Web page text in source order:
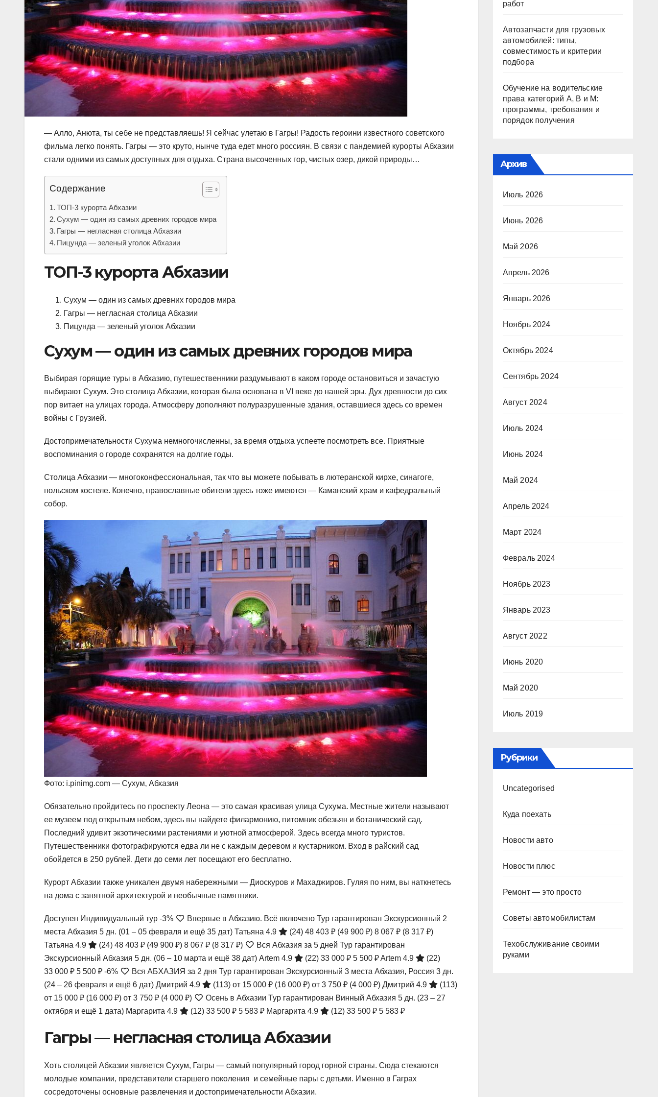
— Алло, Анюта, ты себе не представляешь! Я сейчас улетаю в Гагры! Радость героини известного советского
фильма легко понять. Гагры — это круто, нынче туда едет много россиян. В связи с пандемией курорты Абхазии
стали одними из самых доступных для отдыха. Страна высоченных гор, чистых озер, дикой природы…
Содержание
ТОП-3 курорта Абхазии
Сухум — один из самых древних городов мира
Гагры — негласная столица Абхазии
Пицунда — зеленый уголок Абхазии
ТОП-3 курорта Абхазии
Сухум — один из самых древних городов мира
Гагры — негласная столица Абхазии
Пицунда — зеленый уголок Абхазии
Сухум — один из самых древних городов мира
Выбирая горящие туры в Абхазию, путешественники раздумывают в каком городе остановиться и зачастую
выбирают Сухум. Это столица Абхазии, которая была основана в VI веке до нашей эры. Дух древности до сих
пор витает на улицах города. Атмосферу дополняют полуразрушенные здания, оставшиеся здесь со времен
войны с Грузией.
Достопримечательности Сухума немногочисленны, за время отдыха успеете посмотреть все. Приятные
воспоминания о городе сохранятся на долгие годы.
Столица Абхазии — многоконфессиональная, так что вы можете побывать в лютеранской кирхе, синагоге,
польском костеле. Конечно, православные обители здесь тоже имеются — Каманский храм и кафедральный
собор.
Фото: i.pinimg.com — Сухум, Абхазия
Обязательно пройдитесь по проспекту Леона — это самая красивая улица Сухума. Местные жители называют
ее музеем под открытым небом, здесь вы найдете филармонию, питомник обезьян и ботанический сад.
Последний удивит экзотическими растениями и уютной атмосферой. Здесь всегда много туристов.
Путешественники фотографируются едва ли не с каждым деревом и кустарником. Вход в райский сад
обойдется в 250 рублей. Дети до семи лет посещают его бесплатно.
Курорт Абхазии также уникален двумя набережными — Диоскуров и Махаджиров. Гуляя по ним, вы наткнетесь
на дома с занятной архитектурой и необычные памятники.
Доступен Индивидуальный тур -3%
Впервые в Абхазию. Всё включено Тур гарантирован Экскурсионный 2
места Абхазия 5 дн. (01 – 05 февраля и ещё 35 дат) Татьяна 4.9 (24) 48 403 ₽ (49 900 ₽) 8 067 ₽ (8 317 ₽)
Татьяна 4.9
(24) 48 403 ₽ (49 900 ₽) 8 067 ₽ (8 317 ₽)
Вся Абхазия за 5 дней Тур гарантирован
Экскурсионный Абхазия 5 дн. (06 – 10 марта и ещё 38 дат) Artem 4.9 (22) 33 000 ₽ 5 500 ₽Artem 4.9
(22)
33 000 ₽ 5 500 ₽ -6% Вся АБХАЗИЯ за 2 дня Тур гарантирован Экскурсионный 3 места Абхазия, Россия 3 дн.
(24 – 26 февраля и ещё 6 дат) Дмитрий 4.9 (113) от 15 000 ₽ (16 000 ₽) от 3 750 ₽ (4 000 ₽) Дмитрий 4.9
(113)
от 15 000 ₽ (16 000 ₽) от 3 750 ₽ (4 000 ₽) Осень в Абхазии Тур гарантирован Винный Абхазия 5 дн. (23 – 27
октября и ещё 1 дата) Маргарита 4.9 (12) 33 500 ₽ 5 583 ₽ Маргарита 4.9 (12) 33 500 ₽ 5 583 ₽
Гагры — негласная столица Абхазии
Хоть столицей Абхазии является Сухум, Гагры — самый популярный город горной страны. Сюда стекаются
молодые компании, представители старшего поколения и семейные пары с детьми. Именно в Гаграх
сосредоточены основные развлечения и достопримечательности Абхазии.
работ
Автозапчасти для грузовых
автомобилей: типы,
совместимость и критерии
подбора
Обучение на водительские
права категорий A, B и M:
программы, требования и
порядок получения
Архив
Июль 2026
Июнь 2026
Май 2026
Апрель 2026
Январь 2026
Ноябрь 2024
Октябрь 2024
Сентябрь 2024
Август 2024
Июль 2024
Июнь 2024
Май 2024
Апрель 2024
Март 2024
Февраль 2024
Ноябрь 2023
Январь 2023
Август 2022
Июнь 2020
Май 2020
Июль 2019
Рубрики
Uncategorised
Куда поехать
Новости авто
Новости плюс
Ремонт — это просто
Советы автомобилистам
Техобслуживание своими
руками